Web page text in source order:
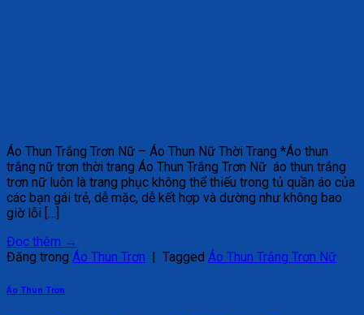
Áo Thun Trắng Trơn Nữ – Áo Thun Nữ Thời Trang *Áo thun
trắng nữ trơn thời trang Áo Thun Trắng Trơn Nữ áo thun trắng
trơn nữ luôn là trang phục không thể thiếu trong tủ quần áo của
các bạn gái trẻ, dễ mặc, dễ kết hợp và dường như không bao
giờ lỗi […]
Đọc thêm →
Đăng trong Áo Thun Trơn | Tagged Áo Thun Trắng Trơn Nữ
Áo Thun Trơn